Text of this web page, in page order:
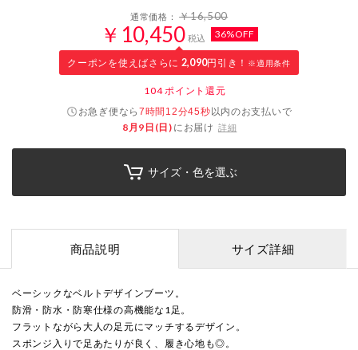
通常価格：￥16,500
￥10,450 税込 36%OFF
クーポンを使えばさらに 2,090円引き！ ※適用条件
104ポイント還元
お急ぎ便なら7時間12分44秒以内のお支払いで
8月9日(日) にお届け 詳細
サイズ・色を選ぶ
商品説明 サイズ詳細
ベーシックなベルトデザインブーツ。
防滑・防水・防寒仕様の高機能な1足。
フラットながら大人の足元にマッチするデザイン。
スポンジ入りで足あたりが良く、履き心地も◎。